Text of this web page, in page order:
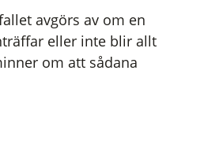
avgörs av om en
eller inte blir allt
om att sådana